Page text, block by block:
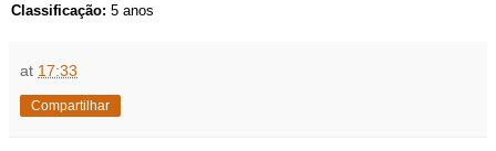
Classificação: 5 anos
at 17:33
Compartilhar